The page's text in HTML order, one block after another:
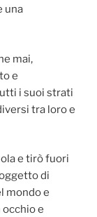
una
mai,
e
i suoi strati
tra loro e
e tirò fuori
di
mondo e
e